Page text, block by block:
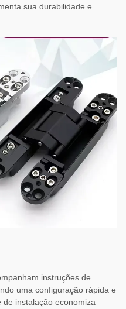
sua durabilidade e
instruções de
uma configuração rápida e
de instalação economiza